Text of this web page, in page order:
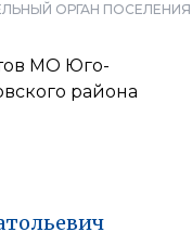
ОРГАН ПОСЕЛЕНИЯ
МО Юго-
района